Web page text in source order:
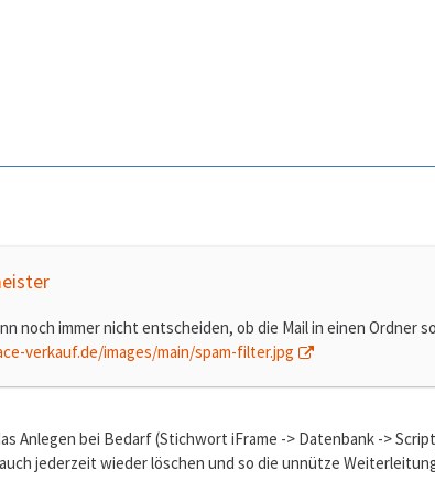
noch immer nicht entscheiden, ob die Mail in einen Ordner
verkauf.de/images/main/spam-filter.jpg
Anlegen bei Bedarf (Stichwort iFrame -> Datenbank ->
jederzeit wieder löschen und so die unnütze